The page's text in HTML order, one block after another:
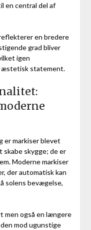
en central del af
en bredere
grad bliver
igen
æstetisk statement.
er markiser blevet
skabe skygge; de er
Moderne markiser
der automatisk kan
solens bevægelse,
men også en længere
mod ugunstige